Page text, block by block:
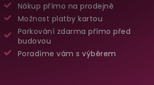
Nákup přímo na prodejně
Možnost platby kartou
Parkování zdarma přímo před
budovou
Poradíme vám s výběrem